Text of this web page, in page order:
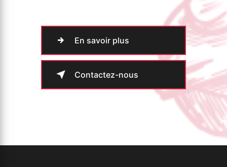
En savoir plus
Contactez-nous